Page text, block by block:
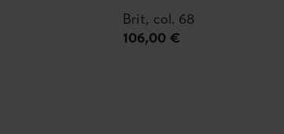
Brit, col. 68
106,00 €